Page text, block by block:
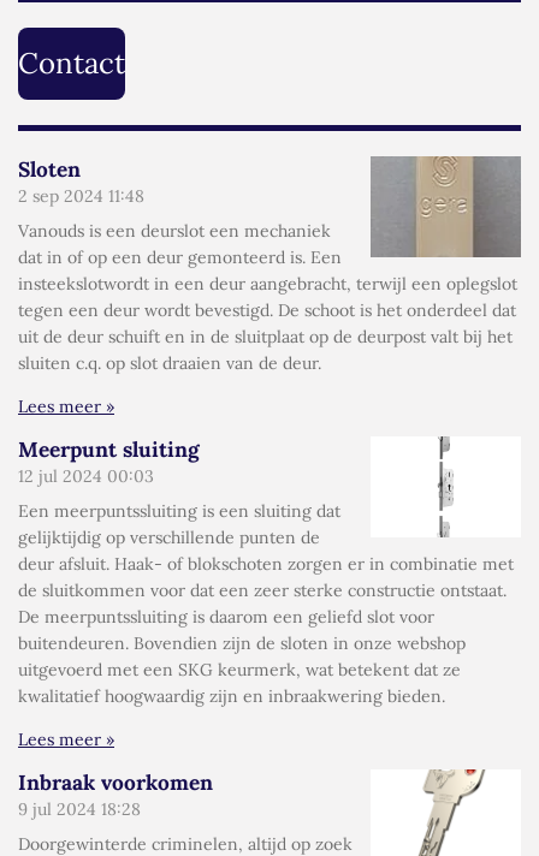
Contact
Sloten
2 sep 2024 11:48
Vanouds is een deurslot een mechaniek
dat in of op een deur gemonteerd is. Een
insteekslotwordt in een deur aangebracht, terwijl een oplegslot
tegen een deur wordt bevestigd. De schoot is het onderdeel dat
uit de deur schuift en in de sluitplaat op de deurpost valt bij het
sluiten c.q. op slot draaien van de deur.
Lees meer »
Meerpunt sluiting
12 jul 2024 00:03
Een meerpuntssluiting is een sluiting dat
gelijktijdig op verschillende punten de
deur afsluit. Haak- of blokschoten zorgen er in combinatie met
de sluitkommen voor dat een zeer sterke constructie ontstaat.
De meerpuntssluiting is daarom een geliefd slot voor
buitendeuren. Bovendien zijn de sloten in onze webshop
uitgevoerd met een SKG keurmerk, wat betekent dat ze
kwalitatief hoogwaardig zijn en inbraakwering bieden.
Lees meer »
Inbraak voorkomen
9 jul 2024 18:28
Doorgewinterde criminelen, altijd op zoek